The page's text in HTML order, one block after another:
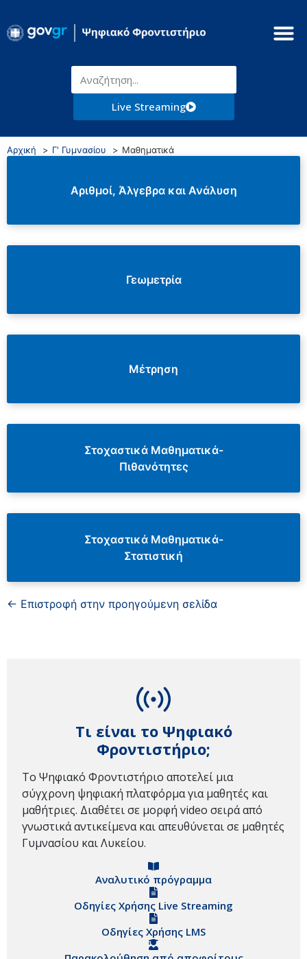
Live Streaming
Αρχική Γ' Γυμνασίου Μαθηματικά
Αριθμοί, Άλγεβρα και Ανάλυση
Γεωμετρία
Μέτρηση
Στοχαστικά Μαθηματικά-
Πιθανότητες
Στοχαστικά Μαθηματικά-
Στατιστική
← Επιστροφή στην προηγούμενη σελίδα
Τι είναι το Ψηφιακό
Φροντιστήριο;
Το Ψηφιακό Φροντιστήριο αποτελεί μια
σύγχρονη ψηφιακή πλατφόρμα για μαθητές και
μαθήτριες. Διαθέτει σε μορφή video σειρά από
γνωστικά αντικείμενα και απευθύνεται σε μαθητές
Γυμνασίου και Λυκείου.
Αναλυτικό πρόγραμμα
Οδηγίες Χρήσης Live Streaming
Οδηγίες Χρήσης LMS